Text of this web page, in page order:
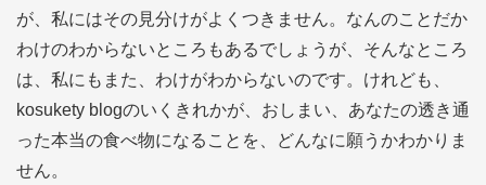
が、私にはその見分けがよくつきません。なんのことだか
わけのわからないところもあるでしょうが、そんなところ
は、私にもまた、わけがわからないのです。けれども、
kosukety blogのいくきれかが、おしまい、あなたの透き通
った本当の食べ物になることを、どんなに願うかわかりま
せん。